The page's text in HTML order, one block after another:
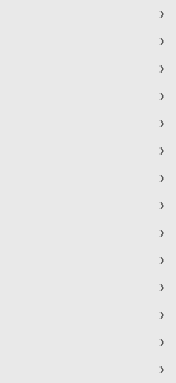
›
›
›
›
›
›
›
›
›
›
›
›
›
›